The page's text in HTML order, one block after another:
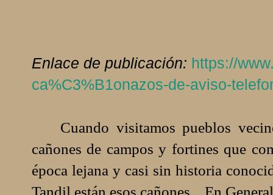
Enlace de publicación: https://
ca%C3%B1onazos-de-aviso-
Cuando visitamos pueblos
cañones de campos y fortines que
época lejana y casi sin historia
Tandil están esos cañones... En